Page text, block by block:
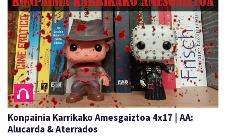
Konpainia Karrikako Amesgaiztoa 4x17 | AA:
Alucarda & Aterrados